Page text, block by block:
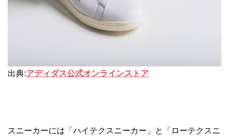
出典:アディダス公式オンラインストア
スニーカーには「ハイテクスニーカー」と「ローテクスニ